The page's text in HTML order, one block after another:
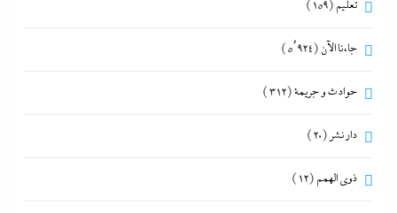
تعليم (159)
جاءنا الآن (5٬924)
حوادث و جريمة(312)
دار نشر (20)
ذوى الهمم (12)